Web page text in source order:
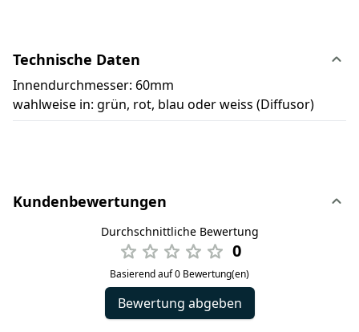
Technische Daten
Innendurchmesser: 60mm
wahlweise in: grün, rot, blau oder weiss (Diffusor)
Kundenbewertungen
Durchschnittliche Bewertung
0
Basierend auf 0 Bewertung(en)
Bewertung abgeben